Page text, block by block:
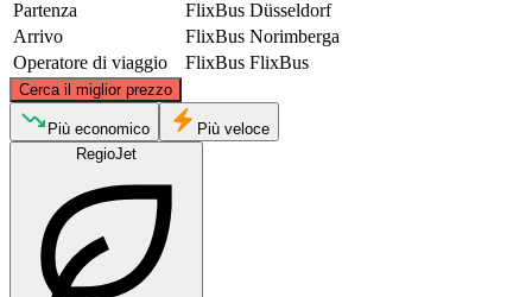
Partenza
FlixBus Düsseldorf
Arrivo
FlixBus Norimberga
Operatore di viaggio
FlixBus FlixBus
Cerca il miglior prezzo
Düsseldorf
©CARTO
Più economico
Più veloce
RegioJet